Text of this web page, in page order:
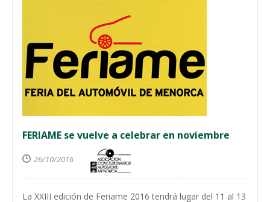
FERIAME se vuelve a celebrar en noviembre
26/10/2016
La XXIII edición de Feriame 2016 tendrá lugar del 11 al 13